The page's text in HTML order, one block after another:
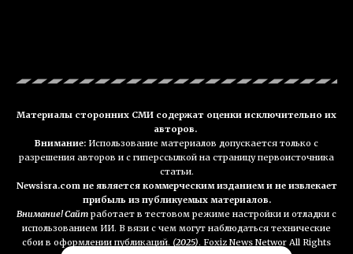
Материалы сторонних СМИ содержат оценки исключительно их
авторов.
Внимание: Использование материалов допускается только с
разрешения авторов и с гиперссылкой на страницу первоисточника
статьи.
Newsisra.com не является коммерческим изданием и не извлекает
прибыль из публикуемых материалов.
Внимание! Сайт работает в тестовом режиме настройки и отладки с
использованием ИИ. В вязи с чем могут наблюдаться технические
сбои в оформлении публикаций. (2025). Foxiz News Networ All Rights